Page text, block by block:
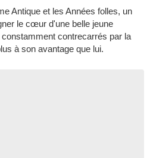
Antique et les Années folles, un
le cœur d'une belle jeune
contrecarrés par la
à son avantage que lui.